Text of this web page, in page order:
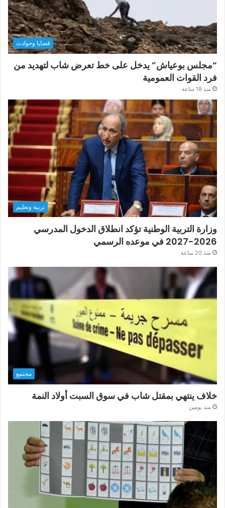
قضايا وحوادث
“مجلس بوعياش” يدخل على خط تعرض شاب لتهديد من
فرد القوات العمومية
منذ 19 ساعة
تربية وتعليم
وزارة التربية الوطنية تؤكد انطلاق الدخول المدرسي
2026-2027 في موعده الرسمي
منذ 20 ساعة
مجتمع
خلاف ينتهي بمقتل شاب في سوق السبت أولاد النمة
منذ يومين